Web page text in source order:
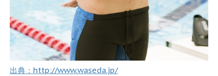
出典：http://www.waseda.jp/